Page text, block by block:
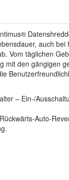
auch bei
Vom täglichen
mit den gängigen
– Ein-/
Auto-